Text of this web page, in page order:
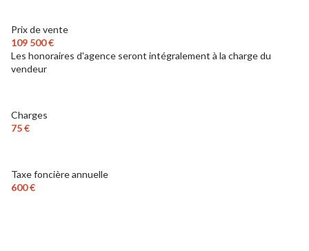
Prix de vente
109 500 €
Les honoraires d'agence seront intégralement à la charge du
vendeur
Charges
75 €
Taxe foncière annuelle
600 €